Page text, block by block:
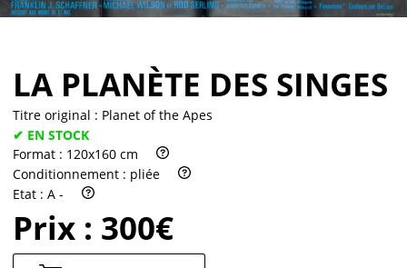
LA PLANÈTE DES SINGES
Titre original : Planet of the Apes
✔ EN STOCK
Format : 120x160 cm
Conditionnement : pliée
Etat : A -
Prix : 300€